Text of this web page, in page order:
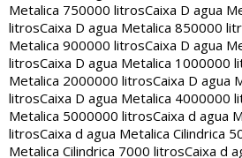
Metalica 750000 litrosCaixa D agua
litrosCaixa D agua Metalica 850000
Metalica 900000 litrosCaixa D agua
litrosCaixa D agua Metalica 1000000
Metalica 2000000 litrosCaixa D agua
litrosCaixa D agua Metalica 4000000
Metalica 5000000 litrosCaixa d agua
litrosCaixa d agua Metalica Cilindrica
Metalica Cilindrica 7000 litrosCaixa d